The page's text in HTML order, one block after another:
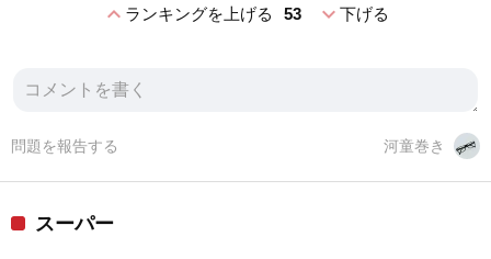
expand_lessランキングを上げる 53 expand_more下げる
河童巻き
問題を報告する
スーパー